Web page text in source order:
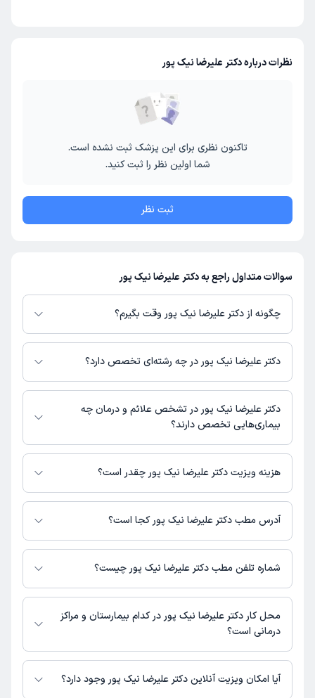
نظرات درباره دکتر علیرضا نیک پور
تاکنون نظری برای این پزشک ثبت نشده است.
شما اولین نظر را ثبت کنید.
ثبت نظر
سوالات متداول راجع به دکتر علیرضا نیک پور
چگونه از دکتر علیرضا نیک پور وقت بگیرم؟
در صورتی کهدکتر علیرضا نیک پوردارای پروفایل فعال و نوبت‌دهی باز در پلتفرم
دکترتو باشند، می‌توانید از طریق این پلتفرم برای دریافت نوبت اقدام کنید. در
مطب، شماره تماس، برنامه حضور در مطب، تصاویر پزشک، ساعات کاری و سایر
اطلاعات مرتبط با خدمات پزشکی و نوبت‌گیری ممکن است در پروفایل ایشان در
دکترتو در دسترس باشد
دکتر علیرضا نیک پور در چه رشته‌ای تخصص دارد؟
دکتر علیرضا نیک پور در رشته‌های زیر (دندان پزشکی) تخصص دارند:
دندانپزشک
دکتر علیرضا نیک پور در تشخص علائم و درمان چه
بیماری‌هایی تخصص دارند؟
دکتر علیرضا نیک پور در تشخیص علائم و درمان بیماری‌های مرتبط با دندانپزشک
فعالیت می‌کنند.
هزینه ویزیت دکتر علیرضا نیک پور چقدر است؟
برای اطلاع از هزینه ویزیت دکتر علیرضا نیک پور، لازم است با مطب تماس
بگیرید.آدرس مطب دکتر علیرضا نیک پور کجا است؟
دکتر علیرضا نیک پور 1 مطب فعال دارند. آدرس مطب‌های دکتر علیرضا نیک پور
به شرح زیر است.
شماره تلفن مطب دکتر علیرضا نیک پور چیست؟
مطب فاز5 : 02156809500
محل کار دکتر علیرضا نیک پور در کدام بیمارستان و مراکز
درمانی است؟
اطلاعاتی درباره محل فعالیت دکتر علیرضا نیک پور در مراکز درمانی در دسترس
نیست.
آیا امکان ویزیت آنلاین دکتر علیرضا نیک پور وجود دارد؟